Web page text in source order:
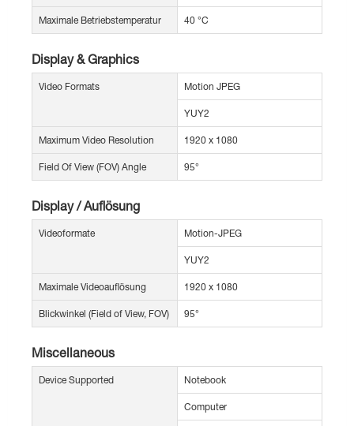
Maximale Betriebstemperatur 40 °C
Display & Graphics
Video Formats Motion JPEG
YUY2
Maximum Video Resolution 1920 x 1080
Field Of View (FOV) Angle 95°
Display / Auflösung
Videoformate Motion-JPEG
YUY2
Maximale Videoauflösung 1920 x 1080
Blickwinkel (Field of View, FOV) 95°
Miscellaneous
Device Supported Notebook
Computer